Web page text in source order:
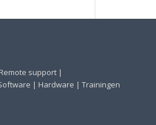
support |
| Hardware | Trainingen